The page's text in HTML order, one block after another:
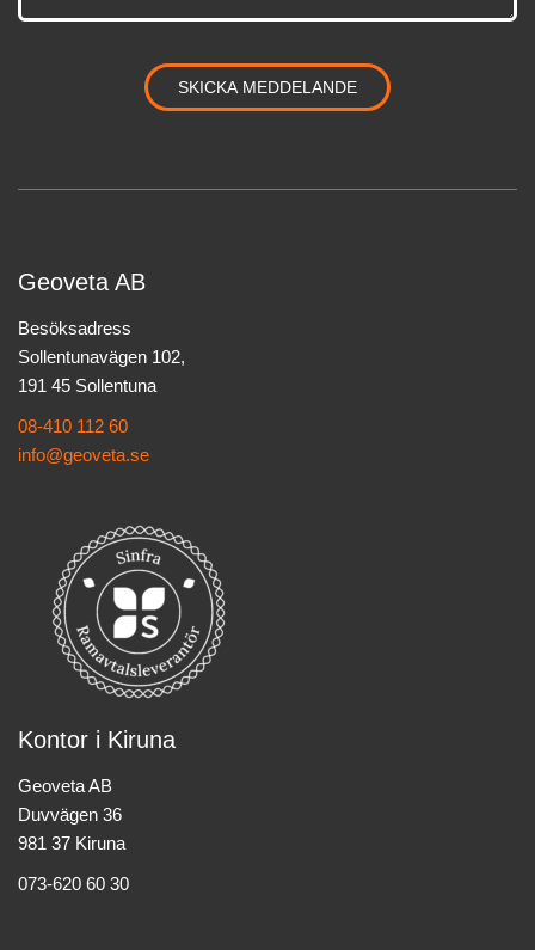
Geoveta AB
Besöksadress
Sollentunavägen 102,
191 45 Sollentuna
08-410 112 60
info@geoveta.se
Kontor i Kiruna
Geoveta AB
Duvvägen 36
981 37 Kiruna
073-620 60 30